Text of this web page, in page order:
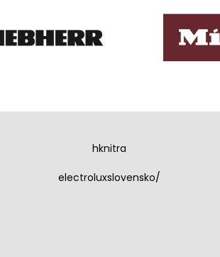
hknitra
electroluxslovensko/